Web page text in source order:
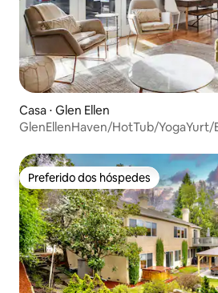
Casa ⋅ Glen Ellen
GlenEllenHaven/HotTub/YogaYurt/
Preferido dos hóspedes
Preferido dos hóspedes